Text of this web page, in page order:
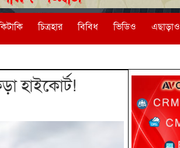
চিত্রহার বিবিধ ভিডিও এছাড়াও
হাইকোর্ট!